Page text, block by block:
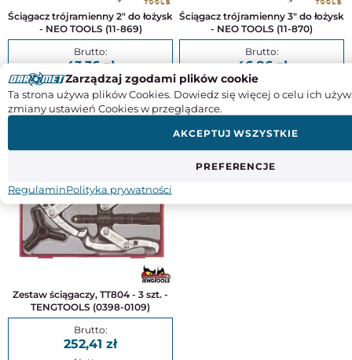
Ściągacz trójramienny 2" do łożysk
- NEO TOOLS (11-869)
43,36
35,25
Ściągacz trójramienny 3" do łożysk
- NEO TOOLS (11-870)
46,86
38,10
Zestaw ściągaczy, TT804 - 3 szt. -
TENGTOOLS (0398-0109)
252,41
Zarządzaj zgodami plików cookie
Ta strona używa plików Cookies. Dowiedz się więcej o celu ich
zmiany ustawień Cookies w przeglądarce.
PREFERENCJE
AKCEPTUJ WSZYSTKIE
RegulaminPolityka prywatności